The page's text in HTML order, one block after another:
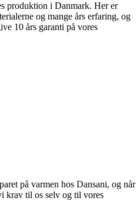
produktion i Danmark. Her er
og mange års erfaring, og
10 års garanti på vores
på varmen hos Dansani, og når
krav til os selv og til vores